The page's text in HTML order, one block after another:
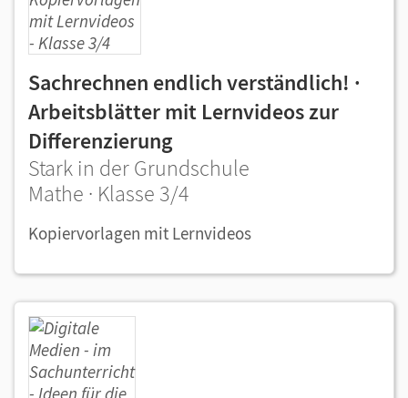
Sachrechnen endlich verständlich! ·
Arbeitsblätter mit Lernvideos zur
Differenzierung
Stark in der Grundschule
Mathe · Klasse 3/4
Kopiervorlagen mit Lernvideos